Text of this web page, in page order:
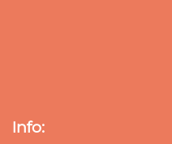
Info: